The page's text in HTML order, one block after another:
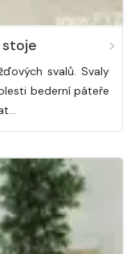
stoje
svalů. Svaly
bederní páteře